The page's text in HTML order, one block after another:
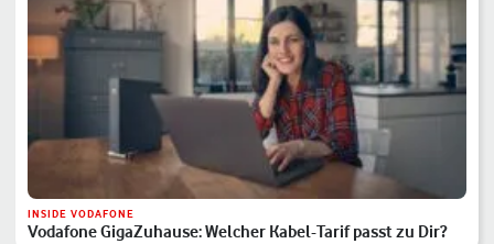
INSIDE VODAFONE
Vodafone GigaZuhause: Welcher Kabel-Tarif passt zu Dir?